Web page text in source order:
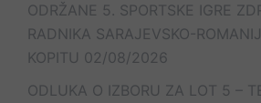
ODRŽANE 5. SPORTSKE IGRE
RADNIKA SARAJEVSKO-
KOPITU 02/08/2026
ODLUKA O IZBORU ZA LOT 5 –